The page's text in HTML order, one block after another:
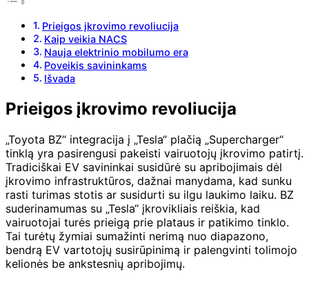
Prieigos įkrovimo revoliucija
Kaip veikia NACS
Nauja elektrinio mobilumo era
Poveikis savininkams
Išvada
Prieigos įkrovimo revoliucija
„Toyota BZ“ integracija į „Tesla“ plačią „Supercharger“
tinklą yra pasirengusi pakeisti vairuotojų įkrovimo patirtį.
Tradiciškai EV savininkai susidūrė su apribojimais dėl
įkrovimo infrastruktūros, dažnai manydama, kad sunku
rasti turimas stotis ar susidurti su ilgu laukimo laiku. BZ
suderinamumas su „Tesla“ įkrovikliais reiškia, kad
vairuotojai turės prieigą prie plataus ir patikimo tinklo.
Tai turėtų žymiai sumažinti nerimą nuo diapazono,
bendrą EV vartotojų susirūpinimą ir palengvinti tolimojo
kelionės be ankstesnių apribojimų.